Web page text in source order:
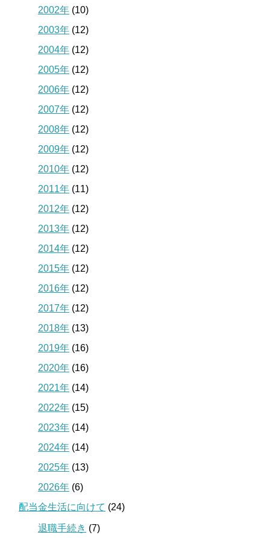
2002年 (10)
2003年 (12)
2004年 (12)
2005年 (12)
2006年 (12)
2007年 (12)
2008年 (12)
2009年 (12)
2010年 (12)
2011年 (11)
2012年 (12)
2013年 (12)
2014年 (12)
2015年 (12)
2016年 (12)
2017年 (12)
2018年 (13)
2019年 (16)
2020年 (16)
2021年 (14)
2022年 (15)
2023年 (14)
2024年 (14)
2025年 (13)
2026年 (6)
配当金生活に向けて (24)
退職手続き (7)